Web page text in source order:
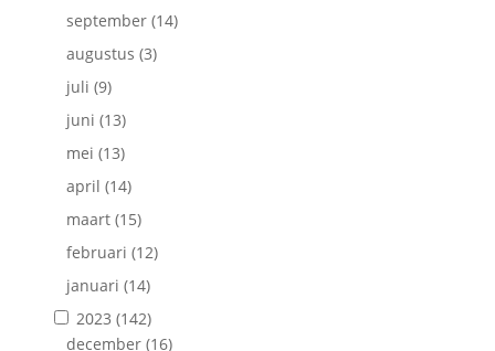
september(14)
augustus (3)
juli (9)
juni (13)
mei (13)
april (14)
maart(15)
februari (12)
januari (14)
2023 (142)
december(16)